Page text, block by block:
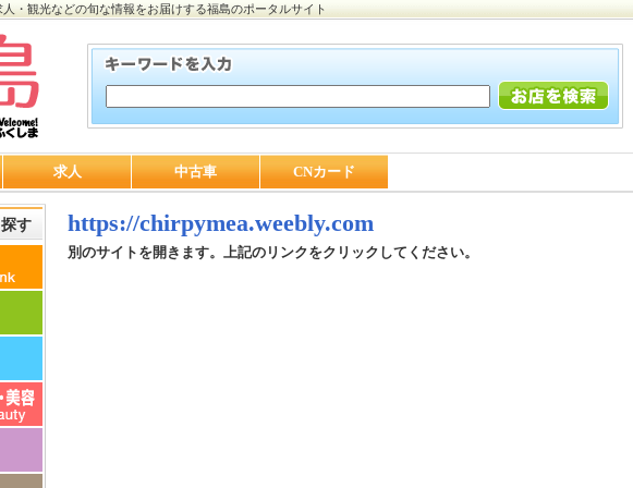
・観光などの旬な情報をお届けする福島のポータルサイト
求人 中古車 CNカード
す https://chirpymea.weebly.com
別のサイトを開きます。上記のリンクをクリックしてください。